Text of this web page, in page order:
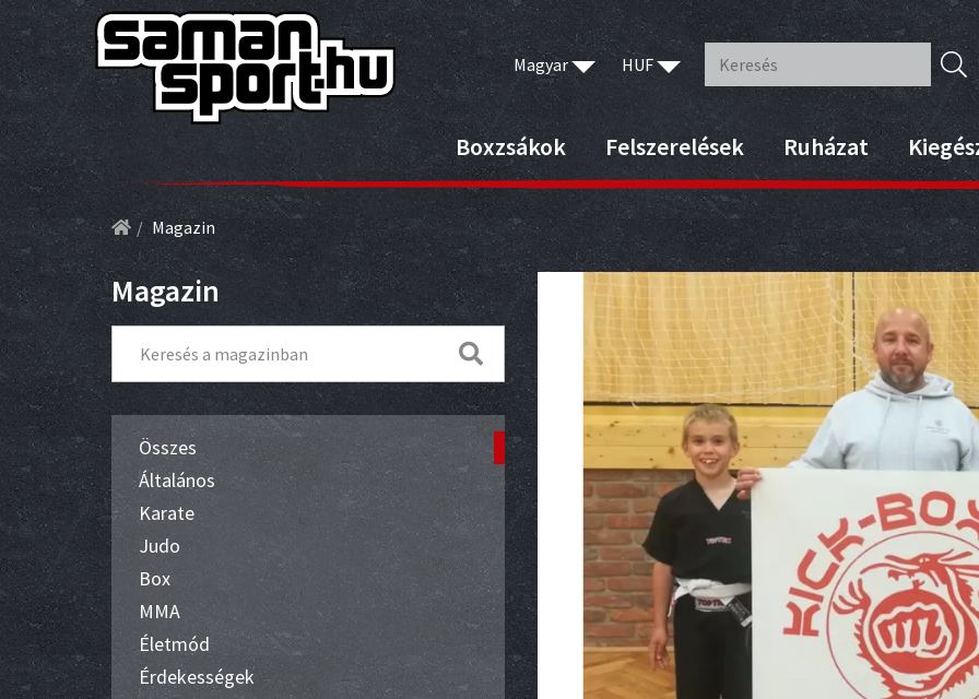
Magyar HUF
Boxzsákok Felszerelések Ruházat
Magazin
Magazin
Összes
Általános
Karate
Judo
Box
MMA
Életmód
Érdekességek